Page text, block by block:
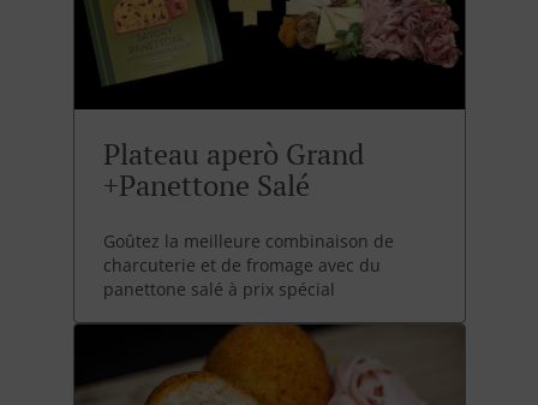
Plateau aperò Grand
+Panettone Salé
Goûtez la meilleure combinaison de
charcuterie et de fromage avec du
panettone salé à prix spécial